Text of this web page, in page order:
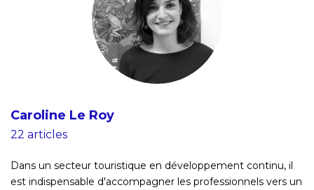
Caroline Le Roy
22 articles
Dans un secteur touristique en développement continu, il
est indispensable d'accompagner les professionnels vers un